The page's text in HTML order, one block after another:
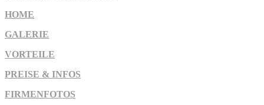
HOME
GALERIE
VORTEILE
PREISE & INFOS
FIRMENFOTOS